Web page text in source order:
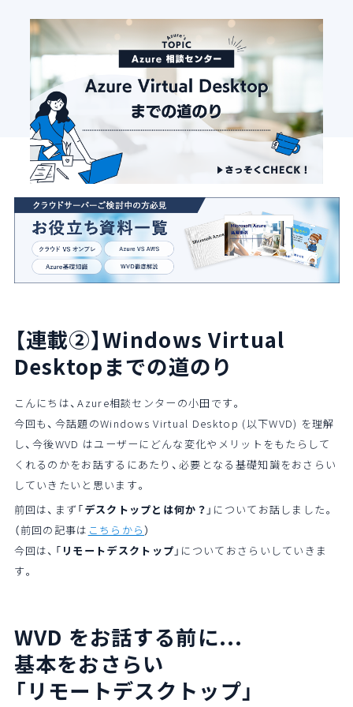
ブログ
イベント・セミナー
よくある質問
SB C&Sの強み
【連載②】Windows Virtual
Desktopまでの道のり
こんにちは、Azure相談センターの小田です。
今回も、今話題のWindows Virtual Desktop (以下WVD) を理解
し、今後WVD はユーザーにどんな変化やメリットをもたらして
くれるのかをお話するにあたり、必要となる基礎知識をおさらい
していきたいと思います。
前回は、まず「デスクトップとは何か？ 」についてお話しました。
（前回の記事は こちらから）
今回は、「 リモートデスクトップ 」についておさらいしていきま
す。
WVD をお話する前に...
基本をおさらい
「リモートデスクトップ」